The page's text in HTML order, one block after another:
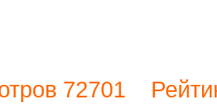
72701